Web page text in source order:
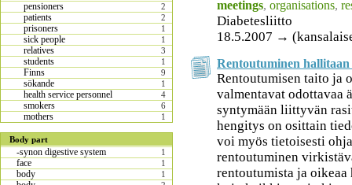
pensioners 2
patients 2
prisoners 1
sick people 1
relatives 3
students 1
Finns 9
sökande 1
health service personnel 4
smokers 6
mothers 1
Body part
-synon digestive system 1
face 1
body 1
meetings, organisations,
Diabetesliitto
18.5.2007 →
Rentoutuminen
Rentoutumisen taito ja
valmentavat odottavaa
syntymään liittyvän
hengitys on osittain
voi myös tietoisesti
rentoutuminen
rentoutumista ja